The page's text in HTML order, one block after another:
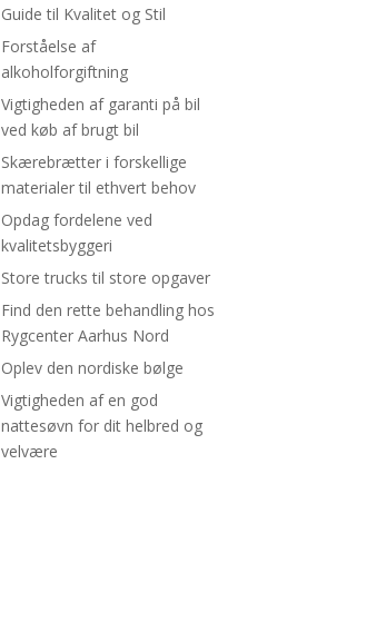
Guide til Kvalitet og Stil
Forståelse af
alkoholforgiftning
Vigtigheden af garanti på bil
ved køb af brugt bil
Skærebrætter i forskellige
materialer til ethvert behov
Opdag fordelene ved
kvalitetsbyggeri
Store trucks til store opgaver
Find den rette behandling hos
Rygcenter Aarhus Nord
Oplev den nordiske bølge
Vigtigheden af en god
nattesøvn for dit helbred og
velvære